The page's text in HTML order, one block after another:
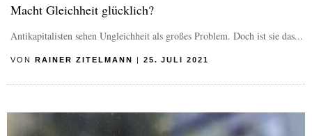
Macht Gleichheit glücklich?
Antikapitalisten sehen Ungleichheit als großes Problem. Doch ist sie das...
VON RAINER ZITELMANN | 25. JULI 2021